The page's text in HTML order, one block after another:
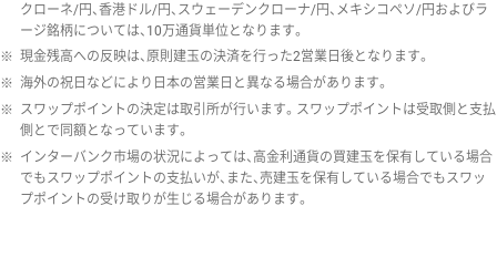
クローネ/円、香港ドル/円、スウェーデンクローナ/円、メキシコペソ/円およびラ
ージ銘柄については、10万通貨単位となります。
※ 現金残高への反映は、原則建玉の決済を行った2営業日後となります。
※ 海外の祝日などにより日本の営業日と異なる場合があります。
※ スワップポイントの決定は取引所が行います。スワップポイントは受取側と支払
側とで同額となっています。
※ インターバンク市場の状況によっては、高金利通貨の買建玉を保有している場合
でもスワップポイントの支払いが、また、売建玉を保有している場合でもスワッ
プポイントの受け取りが生じる場合があります。